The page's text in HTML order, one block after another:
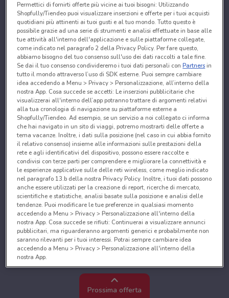
Prossima offerta
Permettici di fornirti offerte più vicine ai tuoi bisogni: Utilizzando
Shopfully/Tiendeo puoi visualizzare inserzioni e offerte per i tuoi acquisti
quotidiani più attinenti ai tuoi gusti e al tuo mondo. Tutto questo è
possibile grazie ad una serie di strumenti e analisi effettuate in base alle
tue attività all'interno dell'applicazione e sulle piattaforme collegate,
come indicato nel paragrafo 2 della Privacy Policy. Per fare questo,
abbiamo bisogno del tuo consenso sull'uso dei dati raccolti a tale fine.
Se dai il tuo consenso condivideremo i tuoi dati personali conPartnersin
tutto il mondo attraverso l’uso di SDK esterne. Puoi sempre cambiare
idea accedendo a Menu > Privacy > Personalizzazione, all’interno della
nostra App. Cosa succede se accetti: Le inserzioni pubblicitarie che
visualizzerai all'interno dell’app potranno trattare di argomenti relativi
alla tua cronologia di navigazione su piattaforme esterne a
Shopfully/Tiendeo. Ad esempio, se un servizio a noi collegato ci informa
che hai navigato in un sito di viaggi, potremo mostrarti delle offerte a
tema vacanze. Inoltre, i dati sulla posizione (nel caso in cui abbia fornito
il relativo consenso) insieme alle informazioni sulle prestazioni della
rete e agli identificativi del dispositivo, possono essere raccolte e
condivisi con terze parti per comprendere e migliorare la connettività e
le esperienze applicative sulle delle reti wireless, come meglio indicato
nel paragrafo 13.b della nostra Privacy Policy. Inoltre, i tuoi dati possono
anche essere utilizzati per la creazione di report, ricerche di mercato,
scientifiche e statistiche, analisi basate sulla posizione e analisi delle
tendenze. Puoi modificare le tue preferenze in qualsiasi momento
accedendo a Menu > Privacy > Personalizzazione all'interno della
nostra App. Cosa succede se rifiuti: Continuerai a visualizzare annunci
pubblicitari, ma riguarderanno argomenti generici e probabilmente non
saranno rilevanti per i tuoi interessi. Potrai sempre cambiare idea
accedendo a Menu > Privacy > Personalizzazione all'interno della
nostra App.
Noi e i nostri partner trattiamo i dati per fornire:
Utilizzare dati di geolocalizzazione precisi. Scansione attiva delle
caratteristiche del dispositivo ai fini dell’identificazione. Archiviare